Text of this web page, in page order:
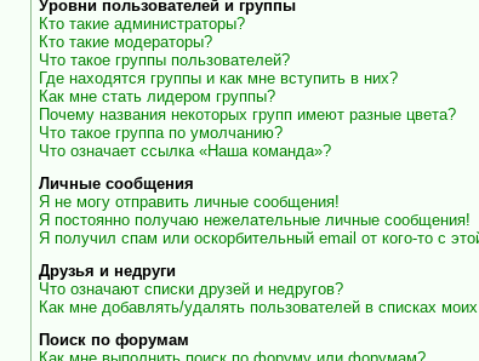
Уровни пользователей и группы
Кто такие администраторы?
Кто такие модераторы?
Что такое группы пользователей?
Где находятся группы и как мне вступить в них?
Как мне стать лидером группы?
Почему названия некоторых групп имеют разные цвета?
Что такое группа по умолчанию?
Что означает ссылка «Наша команда»?
Личные сообщения
Я не могу отправить личные сообщения!
Я постоянно получаю нежелательные личные сообщения!
Я получил спам или оскорбительный email от кого-то с
Друзья и недруги
Что означают списки друзей и недругов?
Как мне добавлять/удалять пользователей в списках
Поиск по форумам